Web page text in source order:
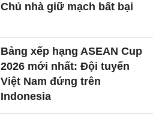
Chủ nhà giữ mạch bất bại
Bảng xếp hạng ASEAN Cup
2026 mới nhất: Đội tuyển
Việt Nam đứng trên
Indonesia